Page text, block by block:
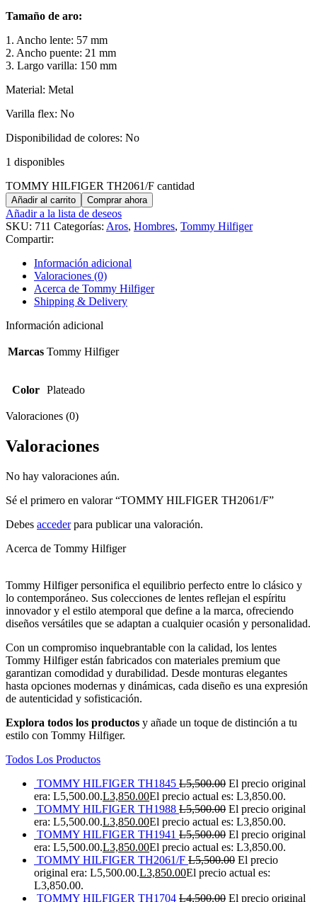
Tamaño de aro:
1. Ancho lente: 57 mm
2. Ancho puente: 21 mm
3. Largo varilla: 150 mm
Material: Metal
Varilla flex: No
Disponibilidad de colores: No
1 disponibles
TOMMY HILFIGER TH2061/F cantidad
Añadir al carrito Comprar ahora
Añadir a la lista de deseos
SKU: 711 Categorías: Aros, Hombres, Tommy Hilfiger
Compartir:
Información adicional
Valoraciones (0)
Acerca de Tommy Hilfiger
Shipping & Delivery
Información adicional
Marcas Tommy Hilfiger
Color Plateado
Valoraciones (0)
Valoraciones
No hay valoraciones aún.
Sé el primero en valorar “TOMMY HILFIGER TH2061/F”
Debes accederpara publicar una valoración.
Acerca de Tommy Hilfiger
Tommy Hilfiger personifica el equilibrio perfecto entre lo clásico y
lo contemporáneo. Sus colecciones de lentes reflejan el espíritu
innovador y el estilo atemporal que define a la marca, ofreciendo
diseños versátiles que se adaptan a cualquier ocasión y personalidad.
Con un compromiso inquebrantable con la calidad, los lentes
Tommy Hilfiger están fabricados con materiales premium que
garantizan comodidad y durabilidad. Desde monturas elegantes
hasta opciones modernas y dinámicas, cada diseño es una expresión
de autenticidad y sofisticación.
Explora todos los productos y añade un toque de distinción a tu
estilo con Tommy Hilfiger.
Todos Los Productos
TOMMY HILFIGER TH1845 L5,500.00 El precio original
era: L5,500.00.L3,850.00El precio actual es: L3,850.00.
TOMMY HILFIGER TH1988 L5,500.00 El precio original
era: L5,500.00.L3,850.00El precio actual es: L3,850.00.
TOMMY HILFIGER TH1941 L5,500.00 El precio original
era: L5,500.00.L3,850.00El precio actual es: L3,850.00.
TOMMY HILFIGER TH2061/F L5,500.00 El precio
original era: L5,500.00.L3,850.00El precio actual es:
L3,850.00.
TOMMY HILFIGER TH1704 L4,500.00 El precio original